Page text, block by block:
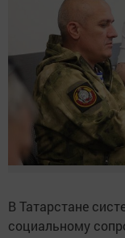
В Татарстане
социальному